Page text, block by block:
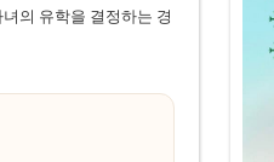
의 유학을 결정하는 경